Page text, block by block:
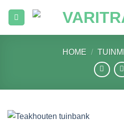
naar
HOME /